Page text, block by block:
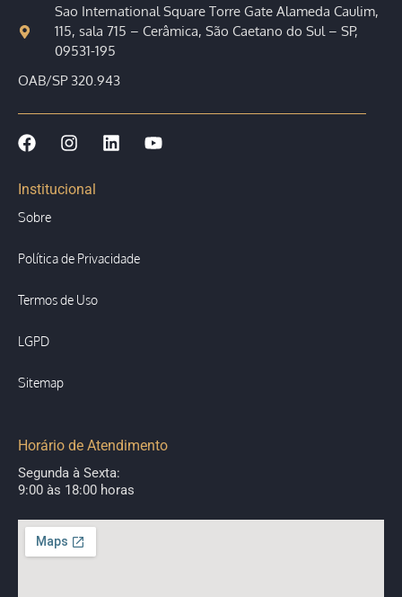
Institucional
Sobre
Política de Privacidade
Termos de Uso
LGPD
Sitemap
Sao International Square Torre Gate Alameda Caulim,
115, sala 715 – Cerâmica, São Caetano do Sul – SP,
09531-195
OAB/SP 320.943
Horário de Atendimento
Segunda à Sexta:
9:00 às 18:00 horas